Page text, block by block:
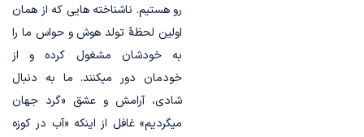
رو هستیم. ناشناخته هایی که از همان
اولین لحظۀ تولد هوش و حواس ما را
به خودشان مشغول کرده و از
خودمان دور میکنند. ما به دنبال
شادی، آرامش و عشق «گرد جهان
میگردیم» غافل از اینکه «آب در کوزه